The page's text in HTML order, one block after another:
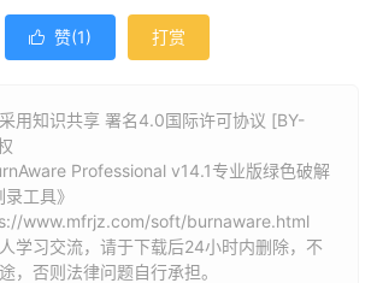
 赞(1) 打赏
用知识共享 署名4.0国际许可协议 [BY-
Professional v14.1专业版绿色破解
工具》
www.mfrjz.com/soft/burnaware.html
学习交流，请于下载后24小时内删除，不
，否则法律问题自行承担。